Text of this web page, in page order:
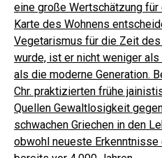
eine große Wertschätzung
Karte des Wohnens
Vegetarismus für die Zeit
wurde, ist er nicht weniger
als die moderne Generation.
Chr. praktizierten frühe
Quellen Gewaltlosigkeit
schwachen Griechen in den
obwohl neueste